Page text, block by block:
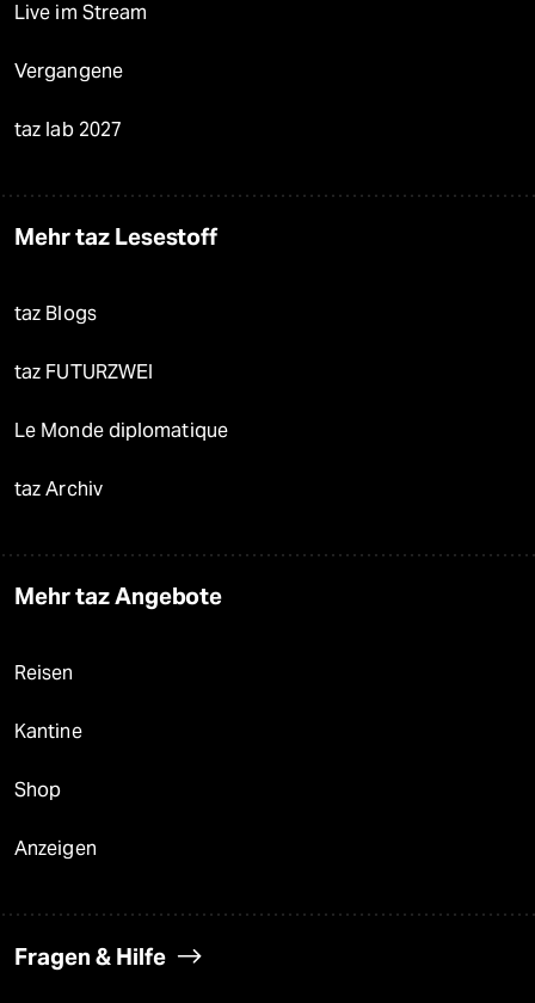
Live im Stream
Vergangene
taz lab 2027
Mehr taz Lesestoff
taz Blogs
taz FUTURZWEI
Le Monde diplomatique
taz Archiv
Mehr taz Angebote
Reisen
Kantine
Shop
Anzeigen
Fragen & Hilfe